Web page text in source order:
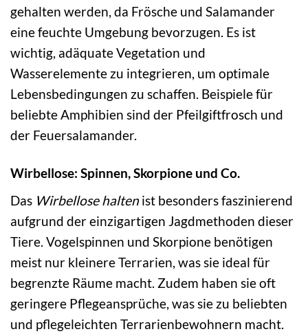
gehalten werden, da Frösche und Salamander
eine feuchte Umgebung bevorzugen. Es ist
wichtig, adäquate Vegetation und
Wasserelemente zu integrieren, um optimale
Lebensbedingungen zu schaffen. Beispiele für
beliebte Amphibien sind der Pfeilgiftfrosch und
der Feuersalamander.
Wirbellose: Spinnen, Skorpione und Co.
Das Wirbellose haltenist besonders faszinierend
aufgrund der einzigartigen Jagdmethoden dieser
Tiere. Vogelspinnen und Skorpione benötigen
meist nur kleinere Terrarien, was sie ideal für
begrenzte Räume macht. Zudem haben sie oft
geringere Pflegeansprüche, was sie zu beliebten
und pflegeleichten Terrarienbewohnern macht.